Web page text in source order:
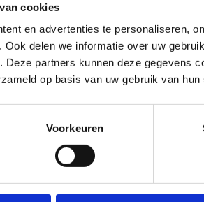
cookies
en advertenties te personaliseren,
delen we informatie over uw
Deze partners kunnen deze gegevens
op basis van uw gebruik van hun
Voorkeuren